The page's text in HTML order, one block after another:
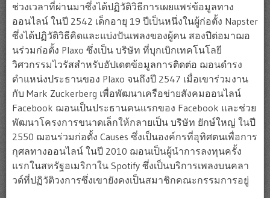
ช่วงเวลาที่ผ่านมาซึ่งได้ปฏิวัติวิธีการเผยแพร่ข้อมูลทาง
ออนไลน์ ในปี 2542 เด็กอายุ 19 ปีเป็นหนึ่งในผู้ก่อตั้ง Napster
ซึ่งได้ปฏิวัติวิธีคิดและแบ่งปันเพลงของผู้คน สองปีต่อมาฌอ
นร่วมก่อตั้ง Plaxo ซึ่งเป็น บริษัท ที่บุกเบิกเทคโนโลยี
วิศวกรรมไวรัสสำหรับอัปเดตข้อมูลการติดต่อ ฌอนดำรง
ตำแหน่งประธานของ Plaxo จนถึงปี 2547 เมื่อเขาร่วมงาน
กับ Mark Zuckerberg เพื่อพัฒนาเครือข่ายสังคมออนไลน์
Facebook ฌอนเป็นประธานคนแรกของ Facebook และช่วย
พัฒนาโครงการขนาดเล็กให้กลายเป็น บริษัท ยักษ์ใหญ่ ในปี
2550 ฌอนร่วมก่อตั้ง Causes ซึ่งเป็นองค์กรที่อุทิศตนเพื่อการ
กุศลทางออนไลน์ ในปี 2010 ฌอนเป็นผู้นำการลงทุนครั้ง
แรกในสหรัฐอเมริกาใน Spotify ซึ่งเป็นบริการเพลงบนคลา
วด์ที่ปฏิวัติวงการซึ่งเขายังคงเป็นสมาชิกคณะกรรมการอยู่